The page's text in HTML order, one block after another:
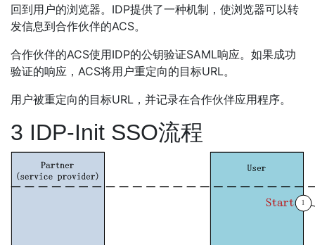
回到用户的浏览器。IDP提供了一种机制，使浏览器可以转
发信息到合作伙伴的ACS。
合作伙伴的ACS使用IDP的公钥验证SAML响应。如果成功
验证的响应，ACS将用户重定向的目标URL。
用户被重定向的目标URL，并记录在合作伙伴应用程序。
3 IDP-Init SSO流程